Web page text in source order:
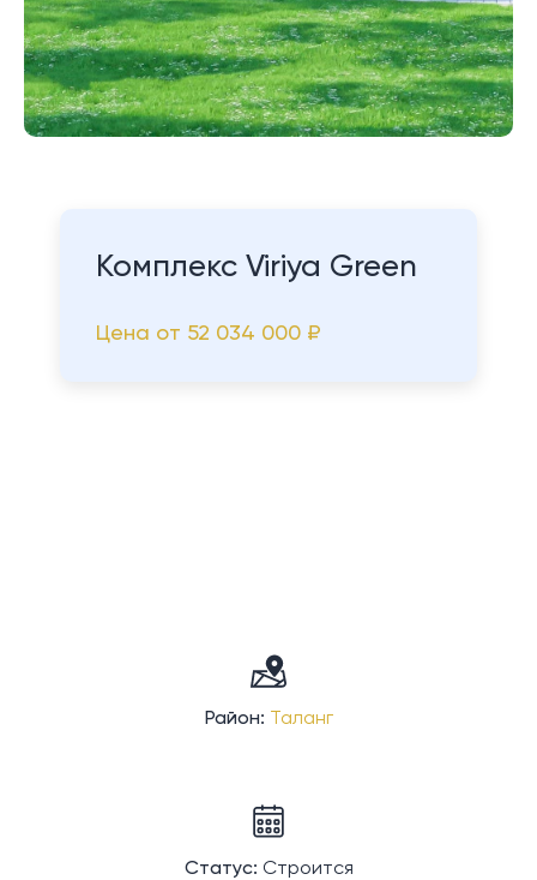
Комплекс Viriya Green
Цена от 52 034 000 ₽
Район: Таланг
Статус: Строится